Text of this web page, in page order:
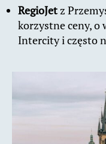
RegioJetz
korzystne ceny, o
Intercity i często